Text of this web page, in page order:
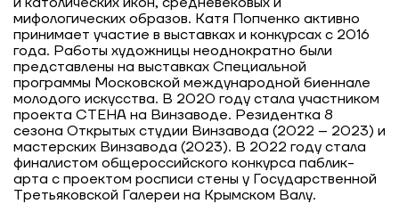
мифологических образов. Катя Попченко активно
принимает участие в выставках и конкурсах с 2016
года. Работы художницы неоднократно были
представлены на выставках Специальной
программы Московской международной биеннале
молодого искусства. В 2020 году стала участником
проекта СТЕНА на Винзаводе. Резидентка 8
сезона Открытых студии Винзавода (2022 – 2023) и
мастерских Винзавода (2023). В 2022 году стала
финалистом общероссийского конкурса паблик-
арта с проектом росписи стены у Государственной
Третьяковской Галереи на Крымском Валу.